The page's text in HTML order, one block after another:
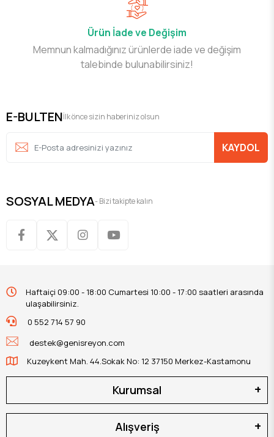
Ürün İade ve Değişim
Memnun kalmadığınız ürünlerde iade ve değişim
talebinde bulunabilirsiniz!
E-BULTENİlk önce sizin haberiniz olsun
KAYDOL
SOSYAL MEDYA- Bizi takipte kalın
Haftaiçi 09:00 - 18:00 Cumartesi 10:00 - 17:00 saatleri arasında
ulaşabilirsiniz.
0 552 714 57 90
destek@genisreyon.com
Kuzeykent Mah. 44.Sokak No: 12 37150 Merkez-Kastamonu
Kurumsal
Alışveriş